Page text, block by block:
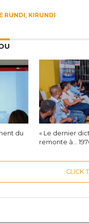
RUNDI KIRUNDI
du
« Le dernier
remonte à…
CLICK